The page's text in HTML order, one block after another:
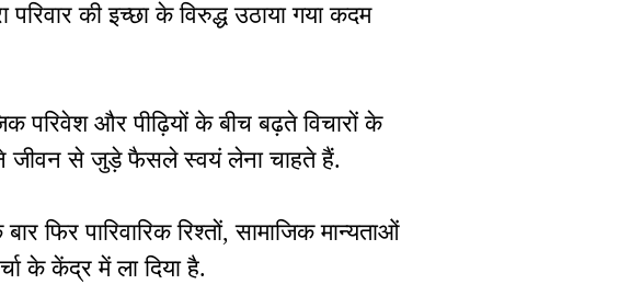
की इच्छा के विरुद्ध उठाया गया कदम
परिवेश और पीढ़ियों के बीच बढ़ते विचारों के
जीवन से जुड़े फैसले स्वयं लेना चाहते हैं.
फिर पारिवारिक रिश्तों, सामाजिक मान्यताओं
के केंद्र में ला दिया है.